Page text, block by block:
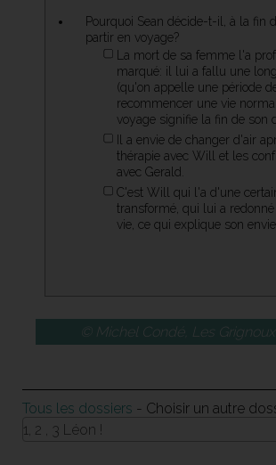
Pourquoi Sean décide-t-il, à la fin
partir en voyage?
La mort de sa femme l'a
marqué: il lui a fallu une
(qu'on appelle une période
recommencer une vie
voyage signifie la fin de son
Il a envie de changer d'air
thérapie avec Will et les
avec Gerald.
C'est Will qui l'a d'une
transformé, qui lui a
vie, ce qui explique son
© Michel Condé, Les Grignoux
Tous les dossiers - Choisir un autre
1, 2 , 3 Léon !